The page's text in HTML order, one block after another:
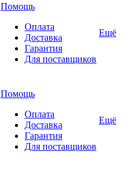
Помощь
Оплата
Доставка
Гарантия
Для поставщиков
Ещё
Помощь
Оплата
Доставка
Гарантия
Для поставщиков
Ещё